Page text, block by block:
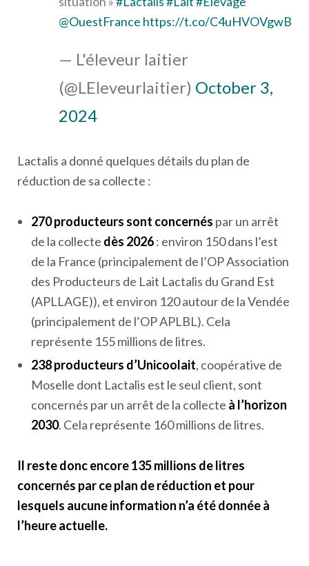
@OuestFrance https://t.co/C4uHVOVgwB
— L'éleveur laitier
(@LEleveurlaitier) October 3,
2024
Lactalis a donné quelques détails du plan de
réduction de sa collecte :
270 producteurs sont concernés par un arrêt
de la collecte dès 2026: environ 150 dans l’est
de la France (principalement de l’OP Association
des Producteurs de Lait Lactalis du Grand Est
(APLLAGE)), et environ 120 autour de la Vendée
(principalement de l’OP APLBL). Cela
représente 155 millions de litres.
238 producteurs d’Unicoolait, coopérative de
Moselle dont Lactalis est le seul client, sont
concernés par un arrêt de la collecte à l’horizon
2030. Cela représente 160 millions de litres.
Il reste donc encore 135 millions de litres
concernés par ce plan de réduction et pour
lesquels aucune information n’a été donnée à
l’heure actuelle.